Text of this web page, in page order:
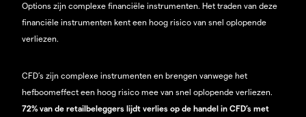
Options zijn complexe financiële instrumenten. Het traden van deze
financiële instrumenten kent een hoog risico van snel oplopende
verliezen.
CFD’s zijn complexe instrumenten en brengen vanwege het
hefboomeffect een hoog risico mee van snel oplopende verliezen.
72% van de retailbeleggers lijdt verlies op de handel in CFD’s met